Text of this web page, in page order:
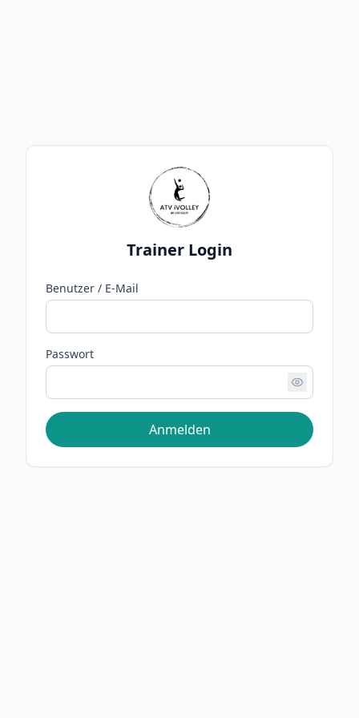
Trainer Login
Benutzer / E-Mail
Passwort
Anmelden